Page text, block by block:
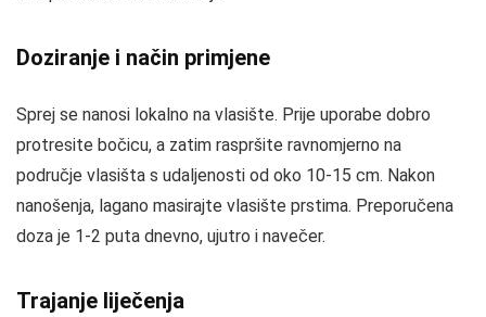
Doziranje i način primjene
Sprej se nanosi lokalno na vlasište. Prije uporabe dobro
protresite bočicu, a zatim raspršite ravnomjerno na
područje vlasišta s udaljenosti od oko 10-15 cm. Nakon
nanošenja, lagano masirajte vlasište prstima. Preporučena
doza je 1-2 puta dnevno, ujutro i navečer.
Trajanje liječenja